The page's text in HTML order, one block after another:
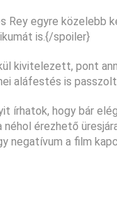
Rey egyre közelebb
is.{/spoiler}
kivitelezett, pont
aláfestés is
írhatok, hogy bár
néhol érezhető
negatívum a film